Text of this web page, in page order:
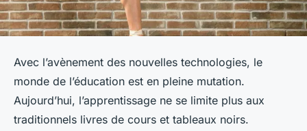
Avec l’avènement des nouvelles technologies, le
monde de l’éducation est en pleine mutation.
Aujourd’hui, l’apprentissage ne se limite plus aux
traditionnels livres de cours et tableaux noirs.